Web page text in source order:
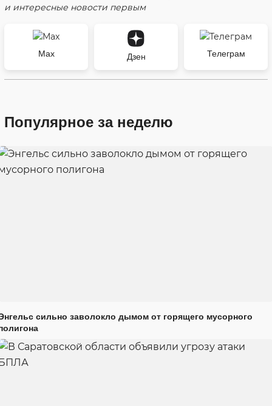
и интересные новости первым
Max Дзен Телеграм
Популярное за неделю
сильно заволокло дымом от горящего мусорного